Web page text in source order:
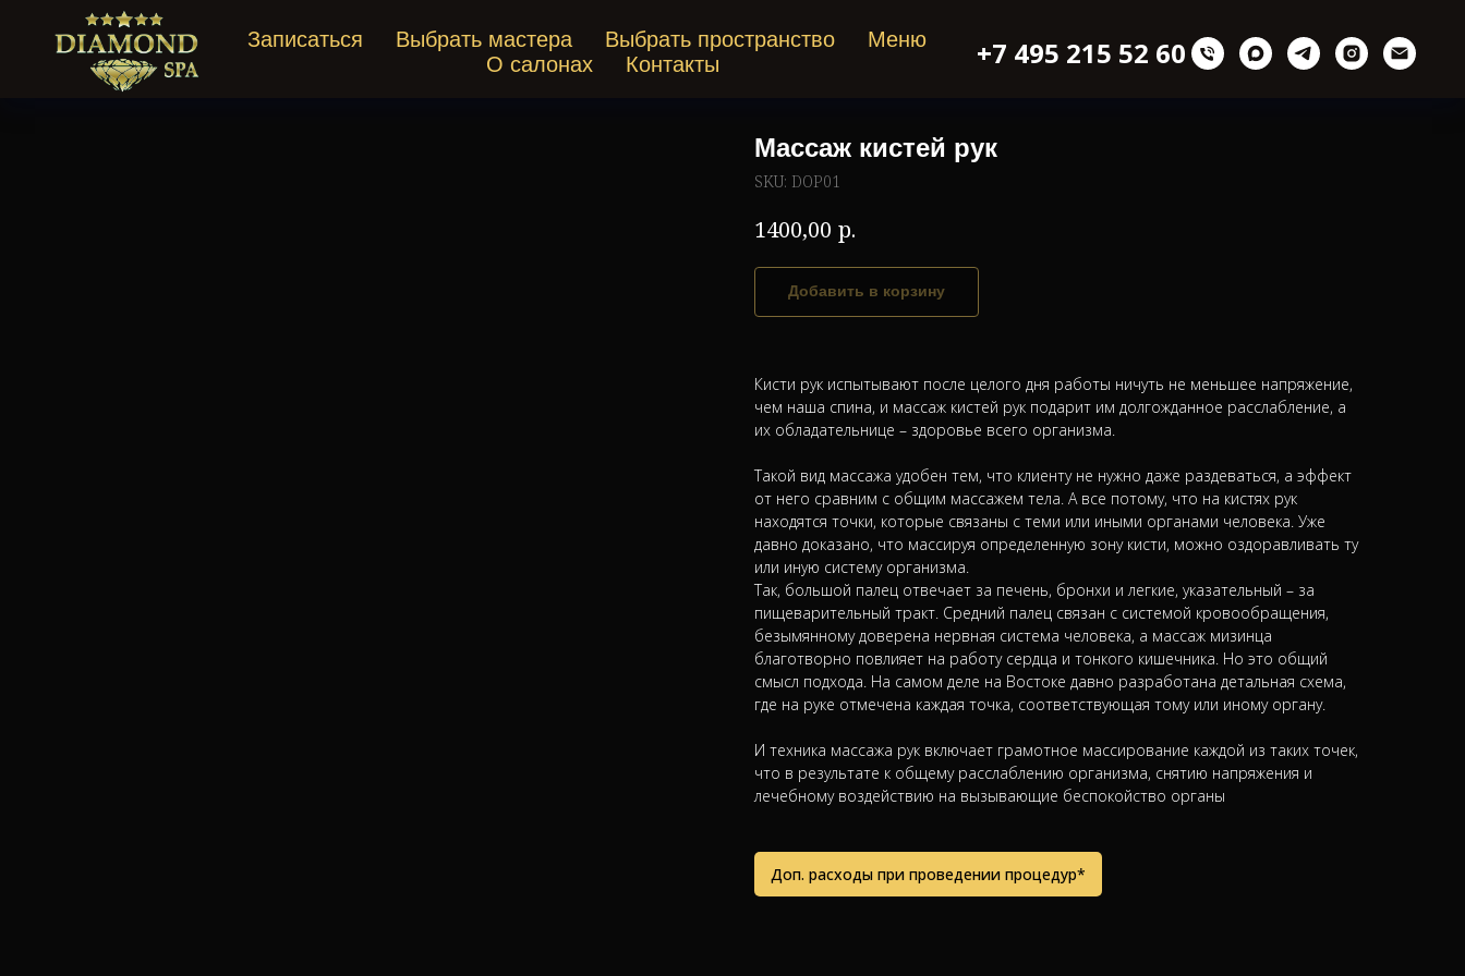
Записаться Выбрать мастера Выбрать пространство
Меню
О салонах
Контакты +7 495 215 52 60
Массаж кистей рук
SKU: DOP01
1400,00 р.
Добавить в корзину
Кисти рук испытывают после целого дня работы ничуть не меньшее напряжение,
чем наша спина, и массаж кистей рук подарит им долгожданное расслабление, а
их обладательнице – здоровье всего организма.
Такой вид массажа удобен тем, что клиенту не нужно даже раздеваться, а эффект
от него сравним с общим массажем тела. А все потому, что на кистях рук
находятся точки, которые связаны с теми или иными органами человека. Уже
давно доказано, что массируя определенную зону кисти, можно оздоравливать ту
или иную систему организма.
Так, большой палец отвечает за печень, бронхи и легкие, указательный – за
пищеварительный тракт. Средний палец связан с системой кровообращения,
безымянному доверена нервная система человека, а массаж мизинца
благотворно повлияет на работу сердца и тонкого кишечника. Но это общий
смысл подхода. На самом деле на Востоке давно разработана детальная схема,
где на руке отмечена каждая точка, соответствующая тому или иному органу.
И техника массажа рук включает грамотное массирование каждой из таких точек,
что в результате к общему расслаблению организма, снятию напряжения и
лечебному воздействию на вызывающие беспокойство органы
Доп. расходы при проведении процедур*